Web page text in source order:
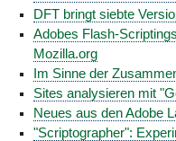
DFT bringt siebte
Adobes Flash-
Mozilla.org
Im Sinne der
Sites analysieren mit
Neues aus den Adobe
"Scriptographer":